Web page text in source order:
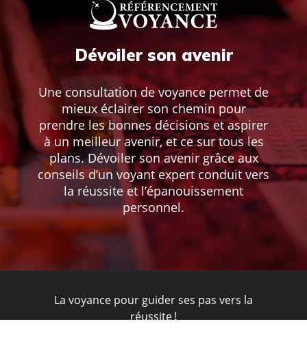
Dévoiler son avenir
Une consultation de voyance permet de
mieux éclairer son chemin pour
prendre les bonnes décisions et aspirer
à un meilleur avenir, et ce sur tous les
plans. Dévoiler son avenir grâce aux
conseils d’un voyant expert conduit vers
la réussite et l’épanouissement
personnel.
La voyance pour guider ses pas vers la
réussite !